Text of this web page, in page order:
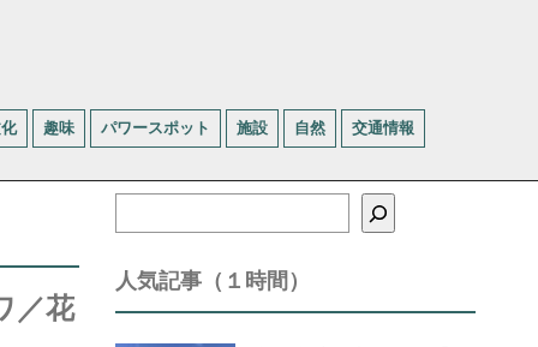
趣味 パワースポット 施設 自然 交通情報
／花
索
人気記事（１時間）